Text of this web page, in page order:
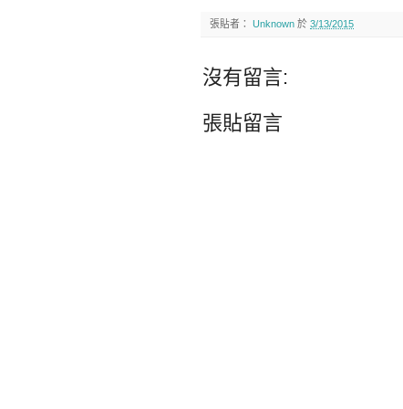
張貼者： Unknown 於 3/13/2015
沒有留言:
張貼留言